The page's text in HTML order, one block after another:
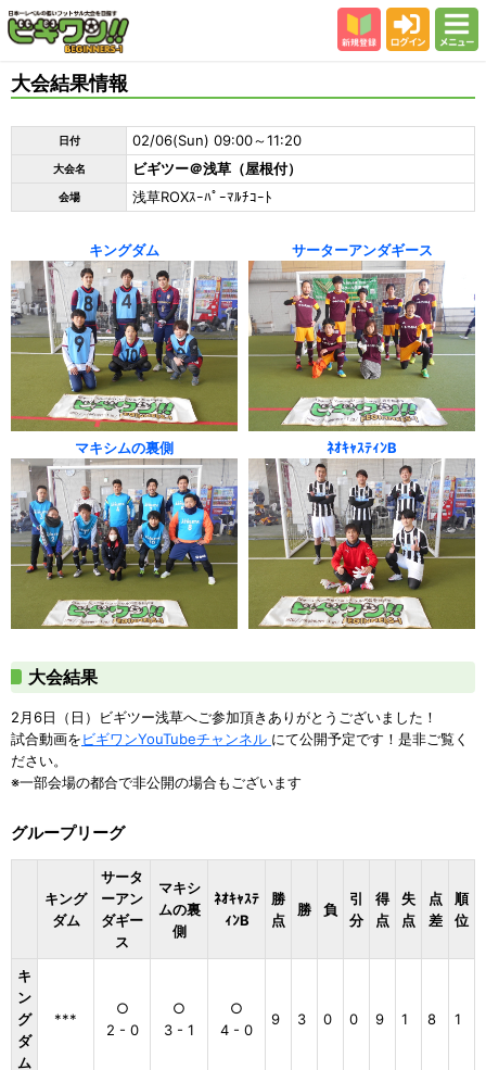
会場
大会結果
よくある質問
参加者の声
大会結果情報
日付 02/06(Sun) 09:00～11:20
大会名 ビギツー＠浅草（屋根付）
会場 浅草ROXｽｰﾊﾟｰﾏﾙﾁｺｰﾄ
キングダム サーターアンダギース
マキシムの裏側 ﾈｵｷｬｽﾃｨﾝB
大会結果
2月6日（日）ビギツー浅草へご参加頂きありがとうございました！
試合動画をビギワンYouTubeチャンネル にて公開予定です！是非ご覧く
ださい。
※一部会場の都合で非公開の場合もございます
グループリーグ
キング
ダム
サータ
ーアン
ダギー
ス
マキシ
ムの裏
側
ﾈｵｷｬｽﾃ
ｨﾝB
勝
点
勝 負
引
分
得
点
失
点
点
差
順
位
キ
ン
グ
ダ
ム
***
○
2 - 0
○
3 - 1
○
4 - 0
9 3 0 0 9 1 8 1